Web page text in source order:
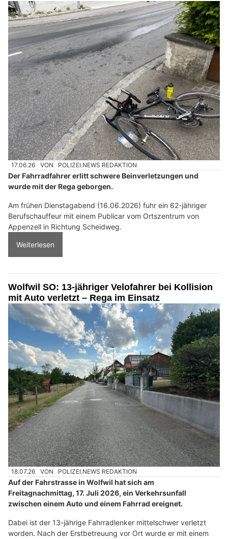
17.06.26 VON POLIZEI.NEWS REDAKTION
Der Fahrradfahrer erlitt schwere Beinverletzungen und
wurde mit der Rega geborgen.
Am frühen Dienstagabend (16.06.2026) fuhr ein 62-jähriger
Berufschauffeur mit einem Publicar vom Ortszentrum von
Appenzell in Richtung Scheidweg.
Weiterlesen
Wolfwil SO: 13-jähriger Velofahrer bei Kollision
mit Auto verletzt – Rega im Einsatz
18.07.26 VON POLIZEI.NEWS REDAKTION
Auf der Fahrstrasse in Wolfwil hat sich am
Freitagnachmittag, 17. Juli 2026, ein Verkehrsunfall
zwischen einem Auto und einem Fahrrad ereignet.
Dabei ist der 13-jährige Fahrradlenker mittelschwer verletzt
worden. Nach der Erstbetreuung vor Ort wurde er mit einem